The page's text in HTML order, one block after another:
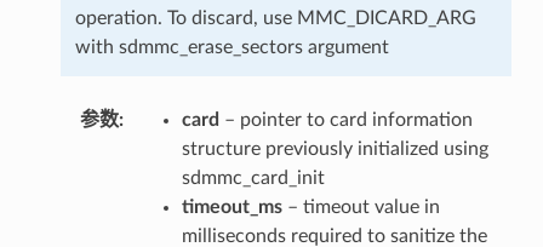
operation. To discard, use MMC_DICARD_ARG
with sdmmc_erase_sectors argument
参数 card – pointer to card information
structure previously initialized using
sdmmc_card_init
timeout_ms– timeout value in
milliseconds required to sanitize the